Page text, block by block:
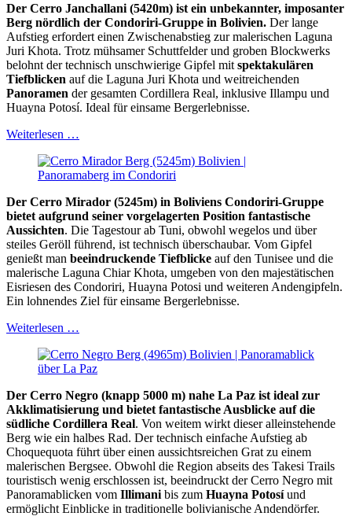
Der Cerro Janchallani (5420m) ist ein unbekannter, imposanter
Berg nördlich der Condoriri-Gruppe in Bolivien. Der lange
Aufstieg erfordert einen Zwischenabstieg zur malerischen Laguna
Juri Khota. Trotz mühsamer Schuttfelder und groben Blockwerks
belohnt der technisch unschwierige Gipfel mit spektakulären
Tiefblicken auf die Laguna Juri Khota und weitreichenden
Panoramen der gesamten Cordillera Real, inklusive Illampu und
Huayna Potosí. Ideal für einsame Bergerlebnisse.
Weiterlesen …
Der Cerro Mirador (5245m) in Boliviens Condoriri-Gruppe
bietet aufgrund seiner vorgelagerten Position fantastische
Aussichten. Die Tagestour ab Tuni, obwohl wegelos und über
steiles Geröll führend, ist technisch überschaubar. Vom Gipfel
genießt man beeindruckende Tiefblicke auf den Tunisee und die
malerische Laguna Chiar Khota, umgeben von den majestätischen
Eisriesen des Condoriri, Huayna Potosi und weiteren Andengipfeln.
Ein lohnendes Ziel für einsame Bergerlebnisse.
Weiterlesen …
Der Cerro Negro (knapp 5000 m) nahe La Paz ist ideal zur
Akklimatisierung und bietet fantastische Ausblicke auf die
südliche Cordillera Real. Von weitem wirkt dieser alleinstehende
Berg wie ein halbes Rad. Der technisch einfache Aufstieg ab
Choquequota führt über einen aussichtsreichen Grat zu einem
malerischen Bergsee. Obwohl die Region abseits des Takesi Trails
touristisch wenig erschlossen ist, beeindruckt der Cerro Negro mit
Panoramablicken vom Illimani bis zum Huayna Potosíund
ermöglicht Einblicke in traditionelle bolivianische Andendörfer.